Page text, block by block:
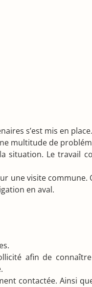
s’est mis en
multitude de
Le travail
une visite
en aval.
afin de
contactée. Ainsi